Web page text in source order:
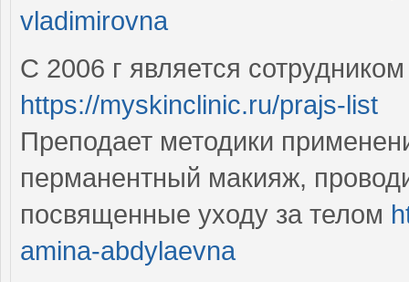
vladimirovna
С 2006 г является
https://myskinclinic.ru/prajs-list
Преподает методики
перманентный макияж,
посвященные уходу за телом
amina-abdylaevna